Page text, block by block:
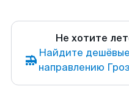
Не хотите
Найдите
направлению